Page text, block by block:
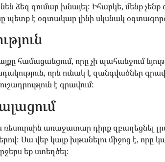
ձեզ գումար խնայել: Իհարկե, մենք
պետք է օգտակար լինի սկսնակ
համացանցում, որը չի պահանջում
որն ունակ է զանգվածներ
է գրավում:
ռեսուրսին առաջատար դիրք զբաղեցնել
Սա վեբ կայք խթանելու միջոց է, որը
եք ստեղծել: